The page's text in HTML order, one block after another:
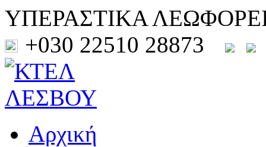
ΥΠΕΡΑΣΤΙΚΑ
+030 22510 28873
Αρχική